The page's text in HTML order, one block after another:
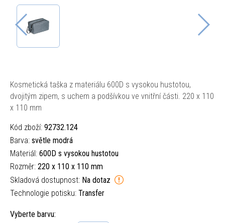
Kosmetická taška z materiálu 600D s vysokou hustotou,
dvojitým zipem, s uchem a podšívkou ve vnitřní části. 220 x 110
x 110 mm
Kód zboží: 92732.124
Barva: světle modrá
Materiál: 600D s vysokou hustotou
Rozměr: 220 x 110 x 110 mm
Skladová dostupnost: Na dotaz
Technologie potisku: Transfer
Vyberte barvu: